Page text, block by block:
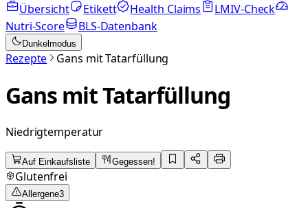
Übersicht
Etikett Health Claims
LMIV-Check
Nutri-Score
BLS-Datenbank
Dunkelmodus
Rezepte Gans mit Tatarfüllung
Gans mit Tatarfüllung
Niedrigtemperatur
Auf Einkaufsliste Gegessen!
Glutenfrei
Allergene3